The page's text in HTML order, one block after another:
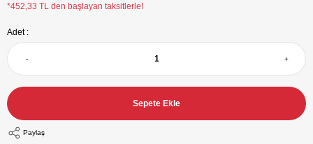
*452,33 TL den başlayan taksitlerle!
Adet :
- +
Sepete Ekle
Paylaş